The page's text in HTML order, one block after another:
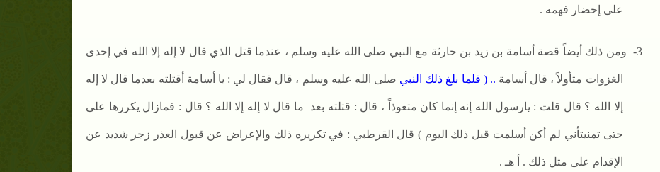
على إحضار فهمه .
3- ومن ذلك أيضاً قصة أسامة بن زيد بن حارثة مع النبي صلى الله عليه وسلم ، عندما قتل الذي قال لا إله إلا الله في إحدى
الغزوات متأولاً ، قال أسامة .. ( فلما بلغ ذلك النبي صلى الله عليه وسلم ، قال فقال لي : يا أسامة أقتلته بعدما قال لا إله
إلا الله ؟ قال قلت : يارسول الله إنه إنما كان متعوذاً ، قال : قتلته بعد ما قال لا إله إلا الله ؟ قال : فمازال يكررها على
حتى تمنيتأني لم أكن أسلمت قبل ذلك اليوم ) قال القرطبي : في تكريره ذلك والإعراض عن قبول العذر زجر شديد عن
الإقدام على مثل ذلك . أ هـ .